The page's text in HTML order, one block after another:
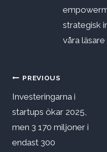
strategisk
våra läsare
PREVIOUS
Investeringarna i
startups ökar 2025,
men 3 170 miljoner i
endast 300